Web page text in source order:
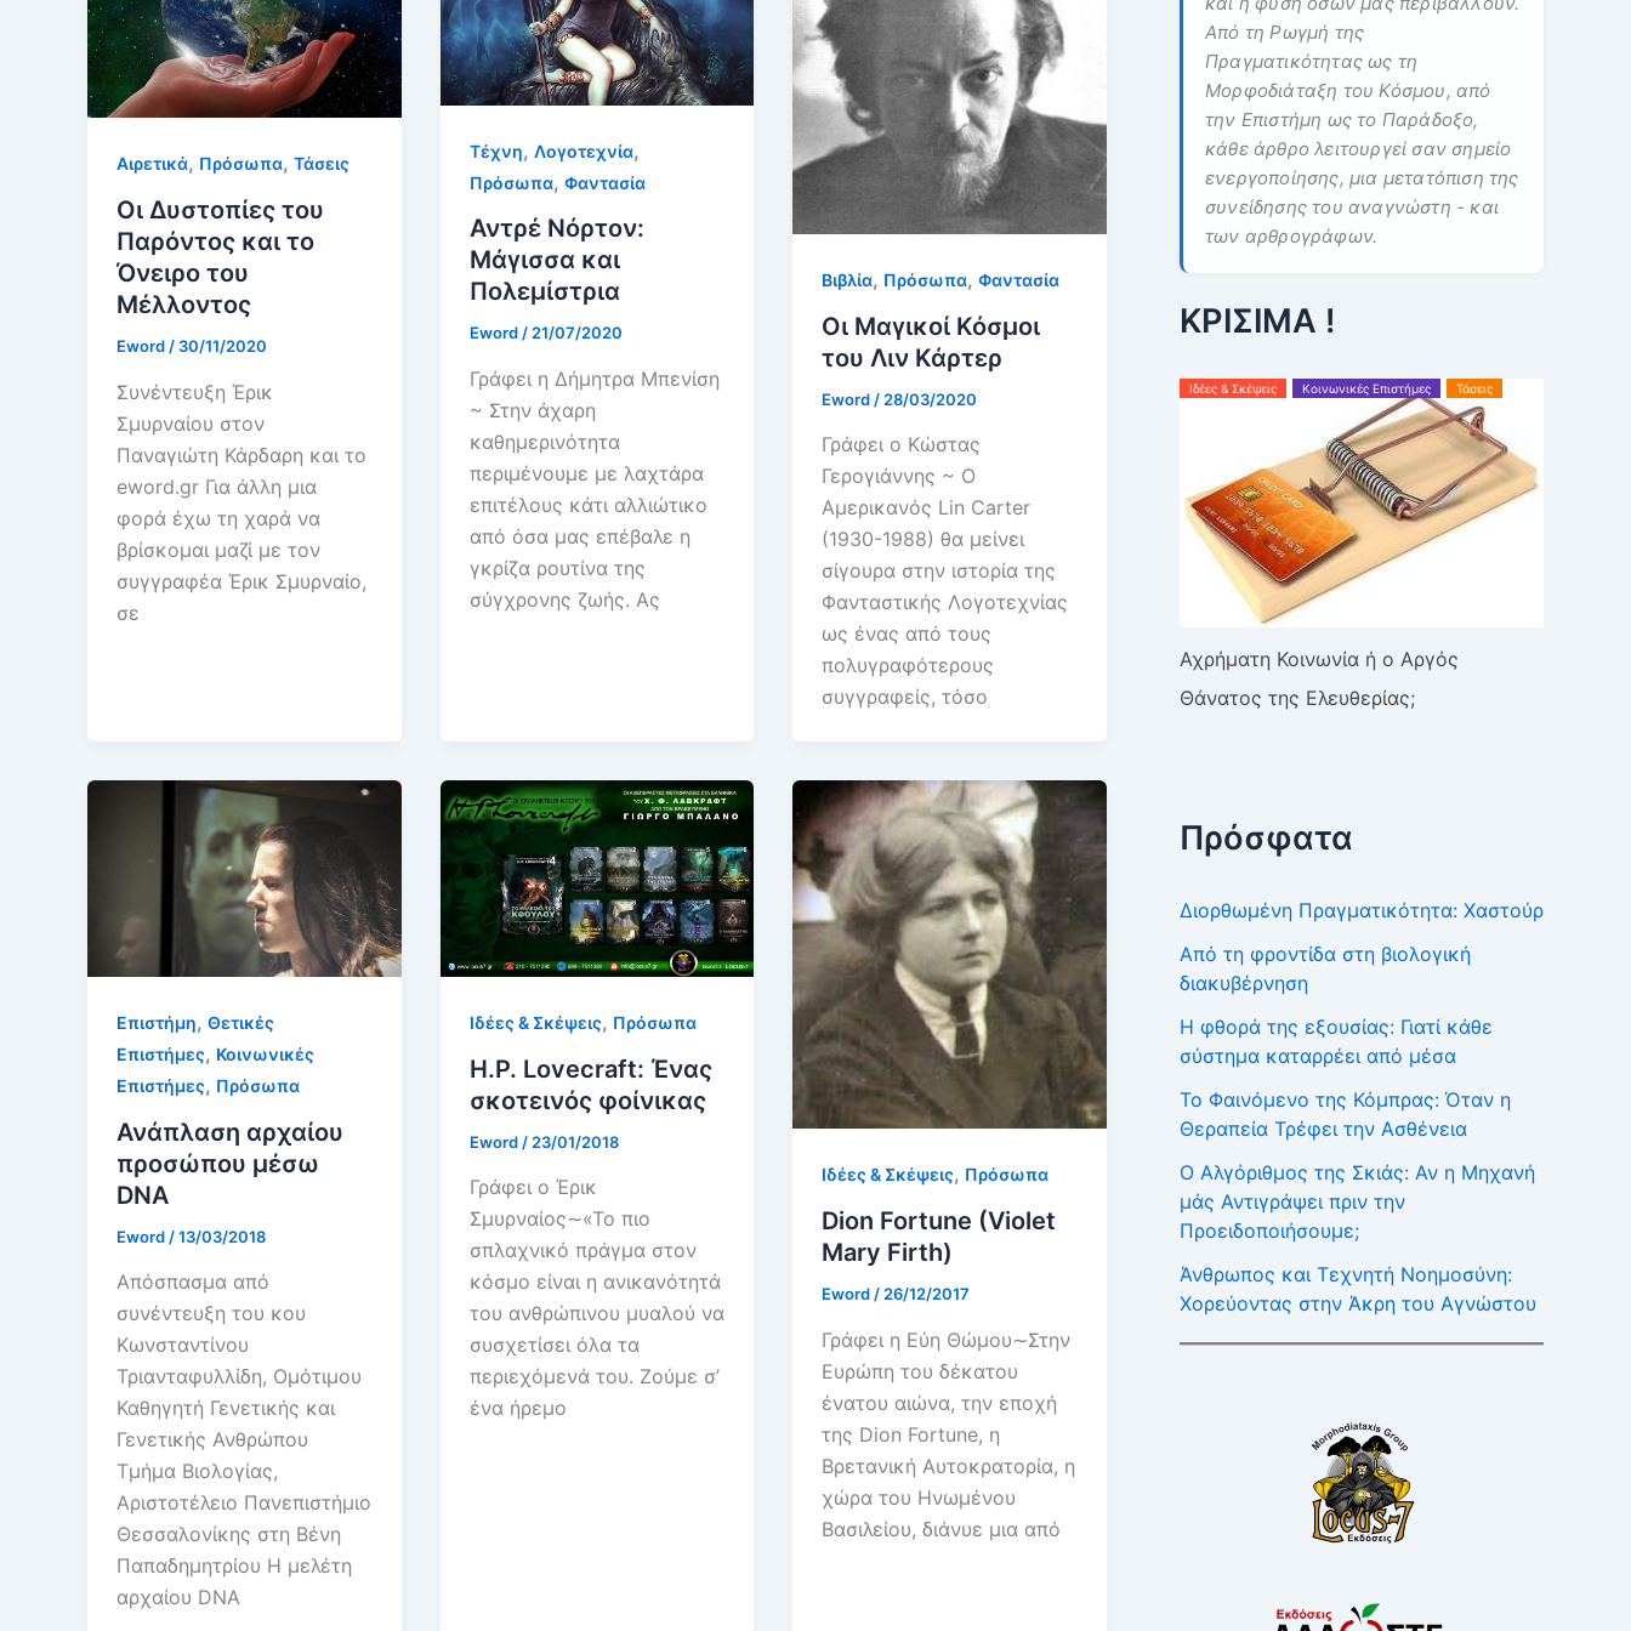
Αιρετικά, Πρόσωπα, Τάσεις
Οι Δυστοπίες του
Παρόντος και το
Όνειρο του
Μέλλοντος
Eword / 30/11/2020
Συνέντευξη Έρικ
Σμυρναίου στον
Παναγιώτη Κάρδαρη και το
eword.gr Για άλλη μια
φορά έχω τη χαρά να
βρίσκομαι μαζί με τον
συγγραφέα Έρικ Σμυρναίο,
σε
Tέχνη, Λογοτεχνία,
Πρόσωπα, Φαντασία
Αντρέ Νόρτον:
Μάγισσα και
Πολεμίστρια
Eword/21/07/2020
Γράφει η Δήμητρα Μπενίση
~ Στην άχαρη
καθημερινότητα
περιμένουμε με λαχτάρα
επιτέλους κάτι αλλιώτικο
από όσα μας επέβαλε η
γκρίζα ρουτίνα της
σύγχρονης ζωής. Ας
Βιβλία, Πρόσωπα,Φαντασία
Οι Μαγικοί Κόσμοι
του Λιν Κάρτερ
Eword / 28/03/2020
Γράφει ο Κώστας
Γερογιάννης ~ Ο
Αμερικανός Lin Carter
(1930-1988) θα μείνει
σίγουρα στην ιστορία της
Φανταστικής Λογοτεχνίας
ως ένας από τους
πολυγραφότερους
συγγραφείς, τόσο
Επιστήμη, Θετικές
Επιστήμες, Κοινωνικές
Επιστήμες, Πρόσωπα
Ανάπλαση αρχαίου
προσώπου μέσω
DNA
Eword /13/03/2018
Απόσπασμα από
συνέντευξη του κου
Κωνσταντίνου
Τριανταφυλλίδη, Ομότιμου
Καθηγητή Γενετικής και
Γενετικής Ανθρώπου
Τμήμα Βιολογίας,
Αριστοτέλειο Πανεπιστήμιο
Θεσσαλονίκης στη Βένη
Παπαδημητρίου Η μελέτη
αρχαίου DNA
Ιδέες & Σκέψεις, Πρόσωπα
Η.P. Lovecraft: Ένας
σκοτεινός φοίνικας
Eword / 23/01/2018
Γράφει ο Έρικ
Σμυρναίος∼«Το πιο
σπλαχνικό πράγμα στον
κόσμο είναι η ανικανότητά
του ανθρώπινου μυαλού να
συσχετίσει όλα τα
περιεχόμενά του. Ζούμε σ’
ένα ήρεμο
Ιδέες & Σκέψεις, Πρόσωπα
Dion Fortune (Violet
Mary Firth)
Eword / 26/12/2017
Γράφει η Εύη Θώμου∼Στην
Ευρώπη του δέκατου
ένατου αιώνα, την εποχή
της Dion Fortune, η
Βρετανική Αυτοκρατορία, η
χώρα του Ηνωμένου
Βασιλείου, διάνυε μια από
Από τη Ρωγμή της
Πραγματικότητας ως τη
Μορφοδιάταξη του Κόσμου, από
την Επιστήμη ως το Παράδοξο,
κάθε άρθρο λειτουργεί σαν σημείο
ενεργοποίησης, μια μετατόπιση της
συνείδησης του αναγνώστη - και
των αρθρογράφων.
ΚΡΙΣΙΜΑ !
Ιδέες & Σκέψεις Κοινωνικές Επιστήμες Τάσεις
Αχρήματη Κοινωνία ή o Αργός
Θάνατος της Ελευθερίας;
Πρόσφατα
Διορθωμένη Πραγματικότητα: Χαστούρ
Από τη φροντίδα στη βιολογική
διακυβέρνηση
Η φθορά της εξουσίας: Γιατί κάθε
σύστημα καταρρέει από μέσα
Το Φαινόμενο της Κόμπρας: Όταν η
Θεραπεία Τρέφει την Ασθένεια
Ο Αλγόριθμος της Σκιάς: Αν η Μηχανή
μάς Αντιγράψει πριν την
Προειδοποιήσουμε;
Άνθρωπος και Τεχνητή Νοημοσύνη:
Χορεύοντας στην Άκρη του Αγνώστου